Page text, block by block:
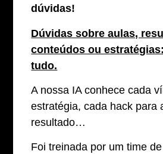
dúvidas!
Dúvidas sobre aulas,
conteúdos ou
tudo.
A nossa IA conhece cada
estratégia, cada hack para
resultado…
Foi treinada por um time